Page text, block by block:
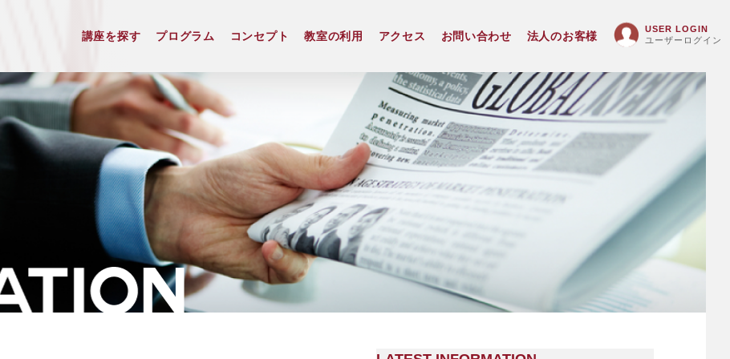
講座を探す プログラム コンセプト 教室の利用 アクセス お問い合わせ 法人のお客様
USER LOGIN
ユーザーログイン